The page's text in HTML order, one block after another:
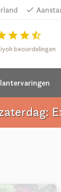
done
starstarstar_half
beoordelingen